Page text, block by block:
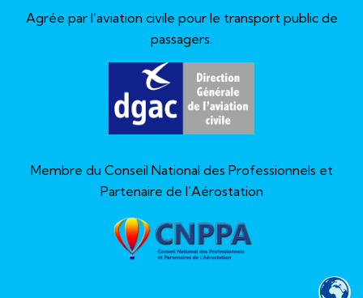
Agrée par l’aviation civile pour le transport public de
passagers.
Membre du Conseil National des Professionnels et
Partenaire de l’Aérostation